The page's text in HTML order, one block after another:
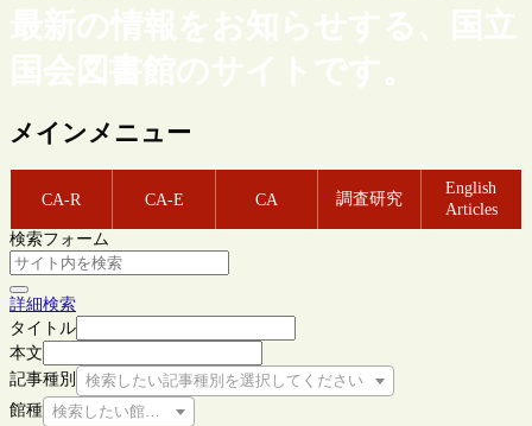
最新の情報をお知らせする、国立
国会図書館のサイトです。
メインメニュー
CA-R CA-E CA 調査研究
English
Articles
検索フォーム
詳細検索
タイトル
本文
記事種別
検索したい記事種別を選択してください
館種 検索したい館種を選択してください